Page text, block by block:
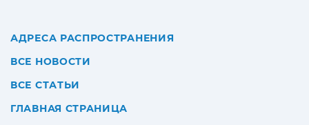
АДРЕСА РАСПРОСТРАНЕНИЯ
ВСЕ НОВОСТИ
ВСЕ СТАТЬИ
ГЛАВНАЯ СТРАНИЦА